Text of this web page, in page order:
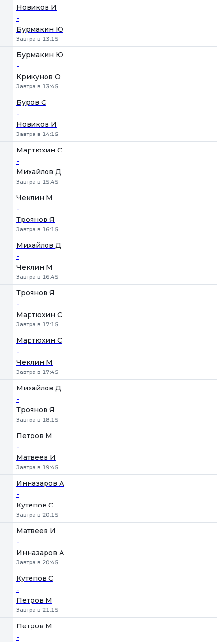
Новиков И
-
Бурмакин Ю
Завтра в 13:15
Бурмакин Ю
-
Крикунов О
Завтра в 13:45
Буров С
-
Новиков И
Завтра в 14:15
Мартюхин С
-
Михайлов Д
Завтра в 15:45
Чеклин М
-
Троянов Я
Завтра в 16:15
Михайлов Д
-
Чеклин М
Завтра в 16:45
Троянов Я
-
Мартюхин С
Завтра в 17:15
Мартюхин С
-
Чеклин М
Завтра в 17:45
Михайлов Д
-
Троянов Я
Завтра в 18:15
Петров М
-
Матвеев И
Завтра в 19:45
Инназаров А
-
Кутепов С
Завтра в 20:15
Матвеев И
-
Инназаров А
Завтра в 20:45
Кутепов С
-
Петров М
Завтра в 21:15
Петров М
-